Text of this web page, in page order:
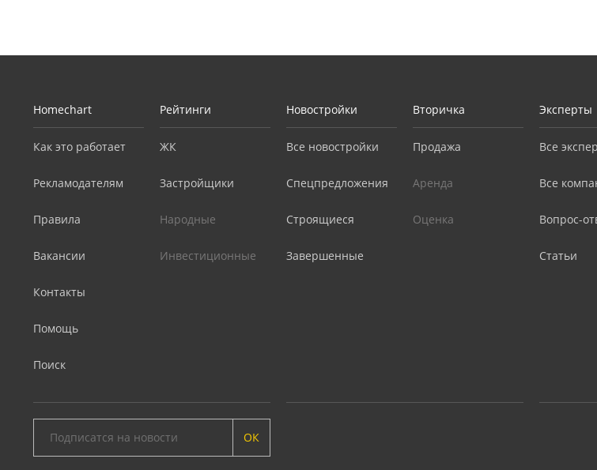
Homechart
Как это работает
Рекламодателям
Правила
Вакансии
Контакты
Помощь
Поиск
Рейтинги
ЖК
Застройщики
Народные
Инвестиционные
Новостройки
Все новостройки
Спецпредложения
Строящиеся
Завершенные
Вторичка
Продажа
Аренда
Оценка
Эксперты
Все
Все
Вопрос-
Статьи
ОК